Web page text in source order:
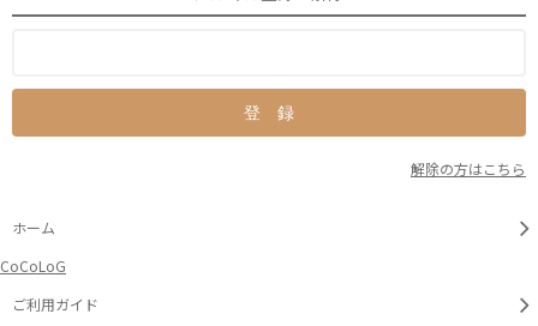
解除の方はこちら
ホーム
CoCoLoG
ご利用ガイド